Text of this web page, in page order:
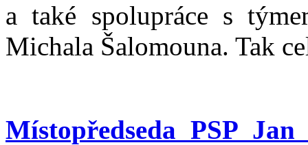
a také spolupráce s
Michala Šalomouna. Tak
Místopředseda PSP Jan